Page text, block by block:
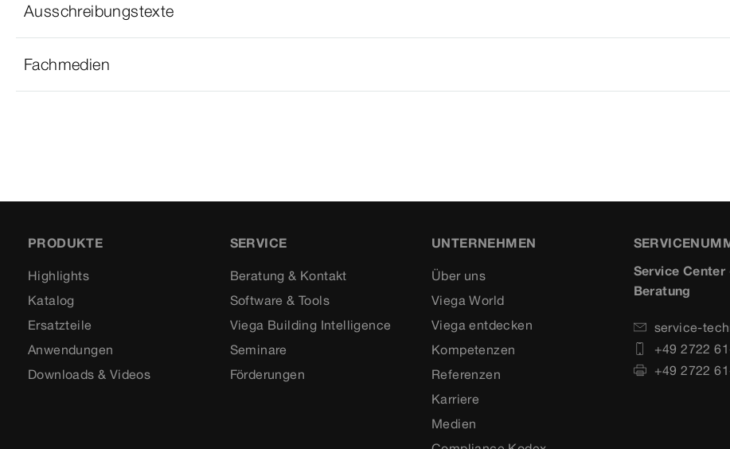
Ausschreibungstexte
Fachmedien
PRODUKTE
Highlights
Katalog
Ersatzteile
Anwendungen
Downloads & Videos
SERVICE
Beratung & Kontakt
Software & Tools
Viega Building Intelligence
Seminare
Förderungen
UNTERNEHMEN
Über uns
Viega World
Viega entdecken
Kompetenzen
Referenzen
Karriere
Medien
Service Center
Beratung
service-
+49 2722
+49 2722